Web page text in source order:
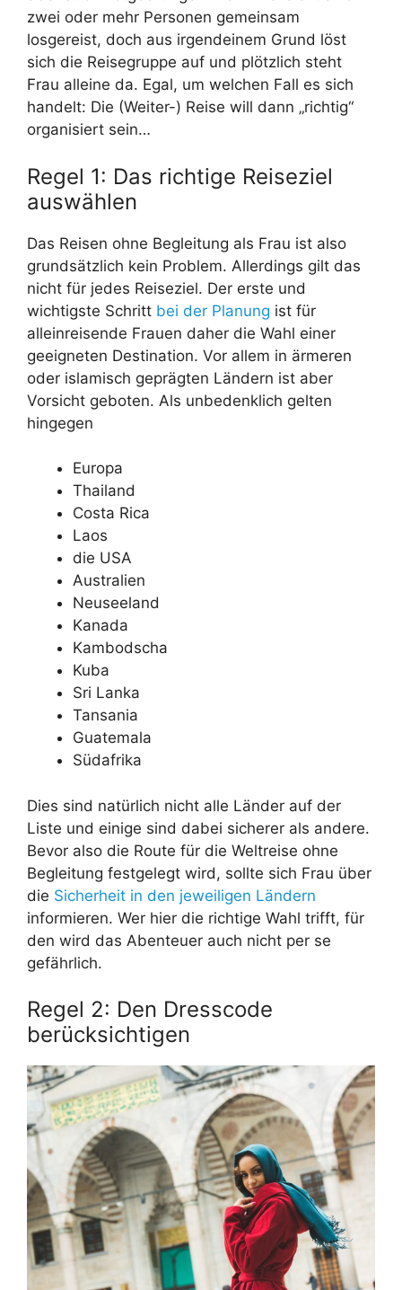
zwei oder mehr Personen gemeinsam
losgereist, doch aus irgendeinem Grund löst
sich die Reisegruppe auf und plötzlich steht
Frau alleine da. Egal, um welchen Fall es sich
handelt: Die (Weiter-) Reise will dann „richtig“
organisiert sein…
Regel 1: Das richtige Reiseziel
auswählen
Das Reisen ohne Begleitung als Frau ist also
grundsätzlich kein Problem. Allerdings gilt das
nicht für jedes Reiseziel. Der erste und
wichtigste Schritt bei der Planung ist für
alleinreisende Frauen daher die Wahl einer
geeigneten Destination. Vor allem in ärmeren
oder islamisch geprägten Ländern ist aber
Vorsicht geboten. Als unbedenklich gelten
hingegen
Europa
Thailand
Costa Rica
Laos
die USA
Australien
Neuseeland
Kanada
Kambodscha
Kuba
Sri Lanka
Tansania
Guatemala
Südafrika
Dies sind natürlich nicht alle Länder auf der
Liste und einige sind dabei sicherer als andere.
Bevor also die Route für die Weltreise ohne
Begleitung festgelegt wird, sollte sich Frau über
die Sicherheit in den jeweiligen Ländern
informieren. Wer hier die richtige Wahl trifft, für
den wird das Abenteuer auch nicht per se
gefährlich.
Regel 2: Den Dresscode
berücksichtigen